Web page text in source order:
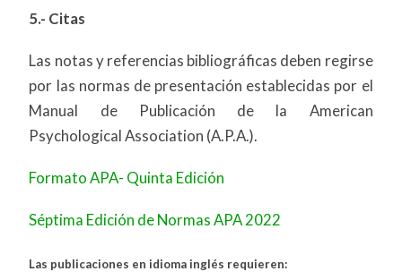
5.- Citas
Las notas y referencias bibliográficas deben regirse
por las normas de presentación establecidas por el
Manual de Publicación de la American
Psychological Association (A.P.A.).
Formato APA- Quinta Edición
Séptima Edición de Normas APA 2022
Las publicaciones en idioma inglés requieren: